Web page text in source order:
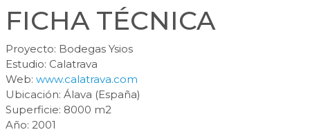
FICHA TÉCNICA
Proyecto: Bodegas Ysios
Estudio: Calatrava
Web: www.calatrava.com
Ubicación: Álava (España)
Superficie: 8000 m2
Año: 2001